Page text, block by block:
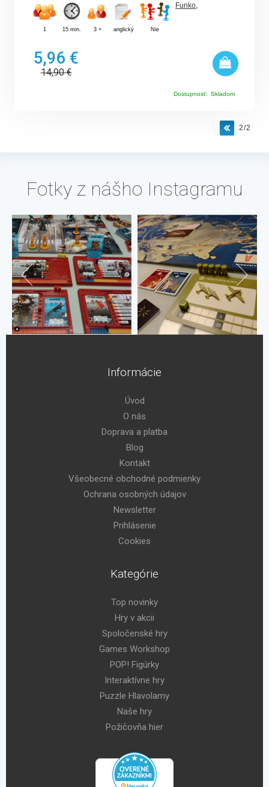
1 15 min. 3 + anglický Nie
Funko,
5,96 €
14,90€
Dostupnosť: Skladom
2/2
Fotky z nášho Instagramu
Informácie
Úvod
O nás
Doprava a platba
Blog
Kontakt
Všeobecné obchodné podmienky
Ochrana osobných údajov
Newsletter
Prihlásenie
Cookies
Kategórie
Top novinky
Hry v akcii
Spoločenské hry
Games Workshop
POP! Figúrky
Interaktívne hry
Puzzle Hlavolamy
Naše hry
Požičovňa hier